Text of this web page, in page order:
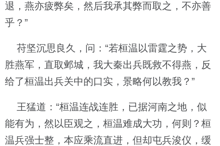
退，燕亦疲弊矣，然后我承其弊而取之，不亦善
乎？”
苻坚沉思良久，问：“若桓温以雷霆之势，大
胜燕军，直取邺城，我大秦出兵既救不得燕，反
给了桓温出兵关中的口实，景略何以教我？”
王猛道：“桓温连战连胜，已据河南之地，似
能有为，然以臣观之，桓温难成大功，何则？桓
温兵强士整，本应乘流直进，但却屯兵浚仪，缓